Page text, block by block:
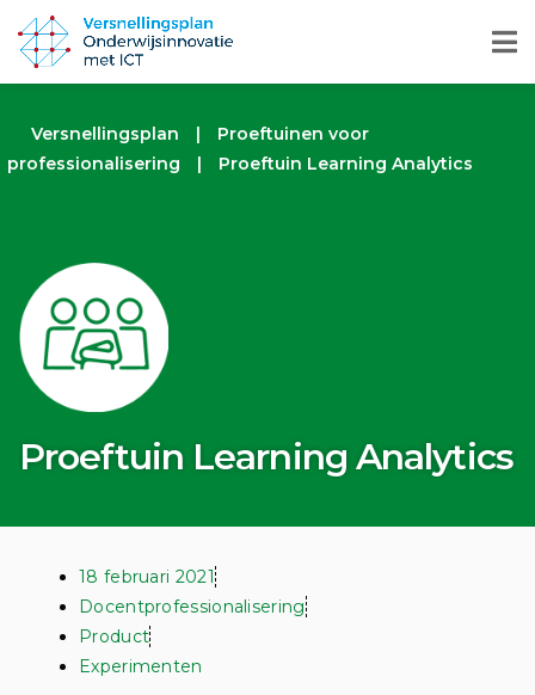
Versnellingsplan |
Proeftuinen voor
professionalisering
| Proeftuin Learning Analytics
Proeftuin Learning Analytics
18 februari 2021
Docentprofessionalisering
Product
Experimenten